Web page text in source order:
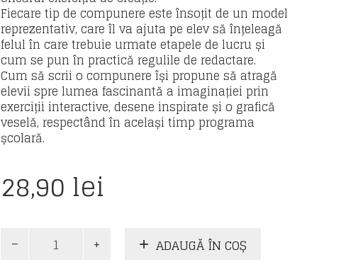
Fiecare tip de compunere este însoțit de un model
reprezentativ, care îl va ajuta pe elev să înțeleagă
felul în care trebuie urmate etapele de lucru și
cum se pun în practică regulile de redactare.
Cum să scrii o compunere își propune să atragă
elevii spre lumea fascinantă a imaginației prin
exerciții interactive, desene inspirate și o grafică
veselă, respectând în același timp programa
școlară.
28,90 lei
Cum ADAUGĂ ÎN COȘ